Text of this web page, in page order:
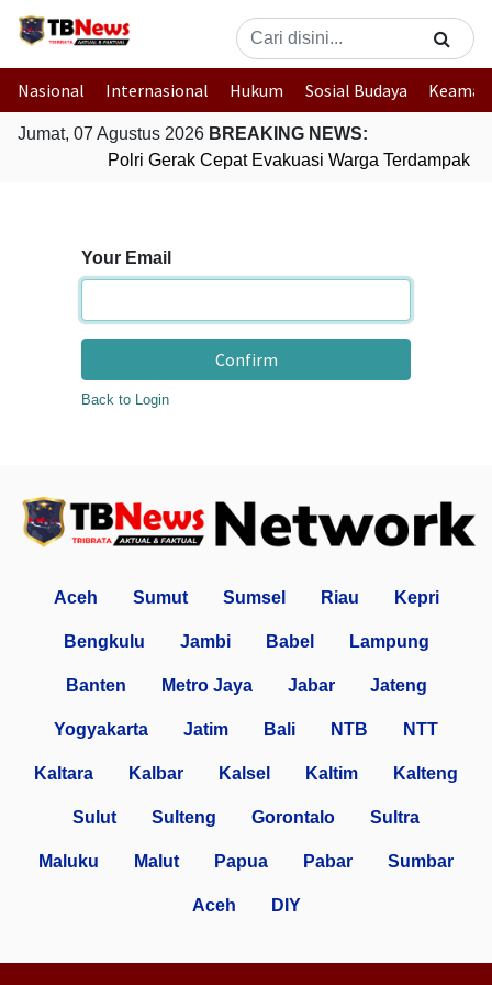
Nasional Internasional Hukum Sosial Budaya
Jumat, 07 Agustus 2026 BREAKING NEWS:
Polri Gerak Cepat Evakuasi Warga Terdampak
Your Email
Confirm
Back to Login
Aceh Sumut Sumsel Riau Kepri
Bengkulu Jambi Babel Lampung
Banten Metro Jaya Jabar Jateng
Yogyakarta Jatim Bali NTB NTT
Kaltara Kalbar Kalsel Kaltim Kalteng
Sulut Sulteng Gorontalo Sultra
Maluku Malut Papua Pabar Sumbar
Aceh DIY